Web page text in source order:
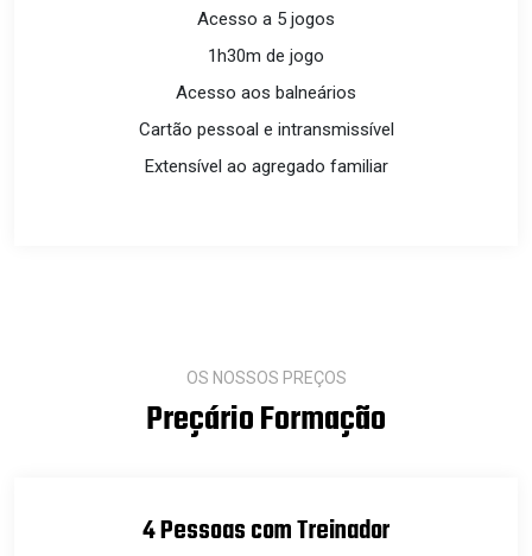
Acesso a 5 jogos
1h30m de jogo
Acesso aos balneários
Cartão pessoal e intransmissível
Extensível ao agregado familiar
OS NOSSOS PREÇOS
Preçário Formação
4 Pessoas com Treinador